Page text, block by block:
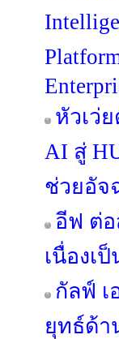
หัวเว่
AI สู่
ช่วยอัจ
อีฟ ต่อ
เนื่องเ
กัลฟ์
ยุทธ์ด้า